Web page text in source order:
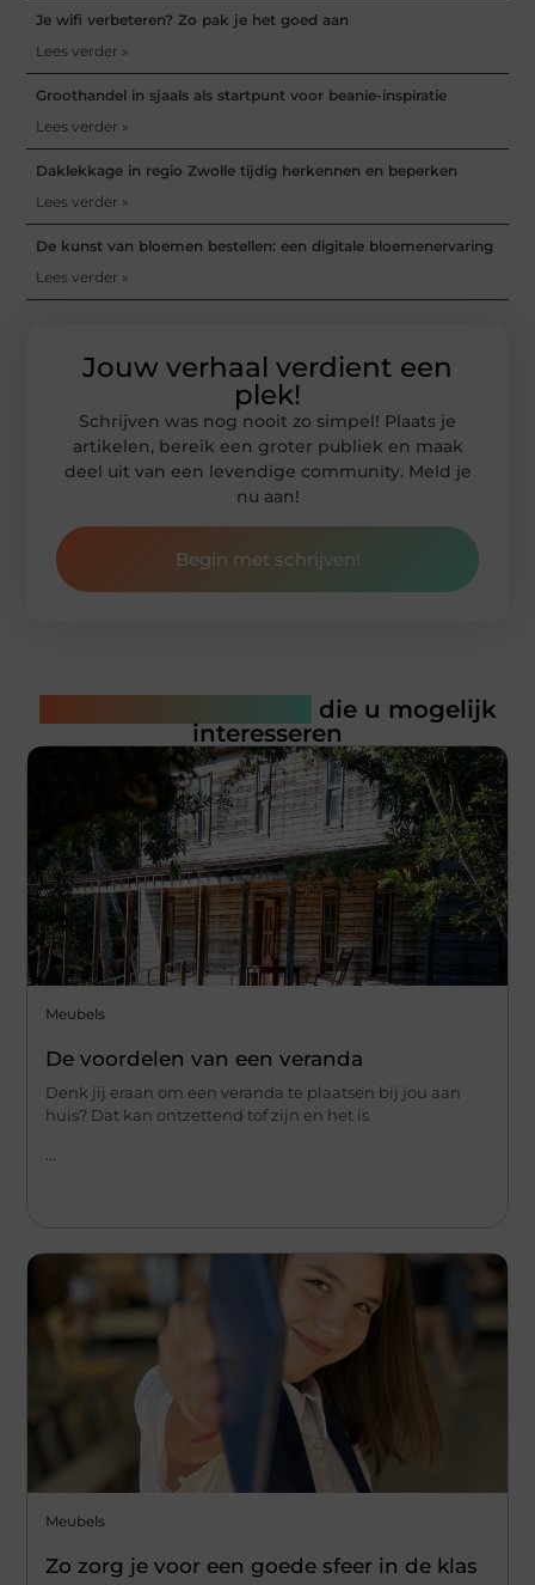
Je wifi verbeteren? Zo pak je het goed aan
Lees verder »
Groothandel in sjaals als startpunt voor beanie-inspiratie
Lees verder »
Daklekkage in regio Zwolle tijdig herkennen en beperken
Lees verder »
De kunst van bloemen bestellen: een digitale bloemenervaring
Lees verder »
Jouw verhaal verdient een
plek!
Schrijven was nog nooit zo simpel! Plaats je
artikelen, bereik een groter publiek en maak
deel uit van een levendige community. Meld je
nu aan!
Begin met schrijven!
die u mogelijk
interesseren
Meubels
De voordelen van een veranda
Denk jij eraan om een veranda te plaatsen bij jou aan
huis? Dat kan ontzettend tof zijn en het is
...
Meubels
Zo zorg je voor een goede sfeer in de klas